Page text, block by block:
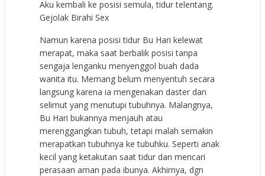
Aku kembali ke posisi semula, tidur telentang.
Gejolak Birahi Sex
Namun karena posisi tidur Bu Hari kelewat
merapat, maka saat berbalik posisi tanpa
sengaja lenganku menyenggol buah dada
wanita itu. Memang belum menyentuh secara
langsung karena ia mengenakan daster dan
selimut yang menutupi tubuhnya. Malangnya,
Bu Hari bukannya menjauh atau
merenggangkan tubuh, tetapi malah semakin
merapatkan tubuhnya ke tubuhku. Seperti anak
kecil yang ketakutan saat tidur dan mencari
perasaan aman pada ibunya. Akhirnya, dgn